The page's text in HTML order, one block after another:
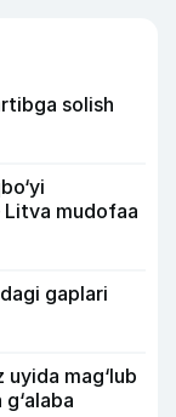
solish
mudofaa
gaplari
uyida mag‘lub